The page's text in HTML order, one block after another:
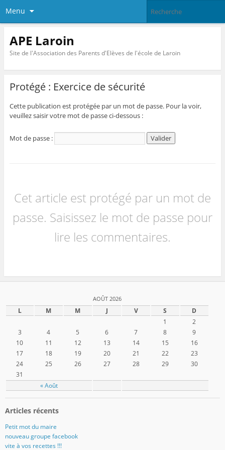
Menu
APE Laroin
Site de l'Association des Parents d'Elèves de l'école de Laroin
Protégé : Exercice de sécurité
Cette publication est protégée par un mot de passe. Pour la voir,
veuillez saisir votre mot de passe ci-dessous :
Mot de passe :
Cet article est protégé par un mot de
passe. Saisissez le mot de passe pour
lire les commentaires.
AOÛT 2026
L M M J V S D
« Août
1
2
3
4 5 6 7 8
9
10
11 12 13 14 15
16
17
18 19 20 21 22
23
24
25 26 27 28 29
30
31
Articles récents
Petit mot du maire
nouveau groupe facebook
vite à vos recettes !!!